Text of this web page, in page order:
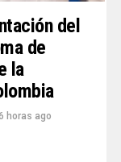
del
de
la
horas ago